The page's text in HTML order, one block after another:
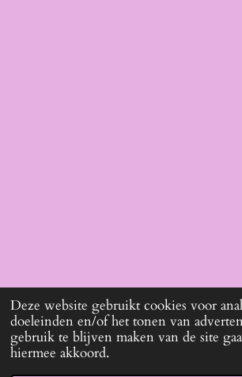
Deze website gebruikt cookies voor
doeleinden en/of het tonen van
gebruik te blijven maken van de site
hiermee akkoord.